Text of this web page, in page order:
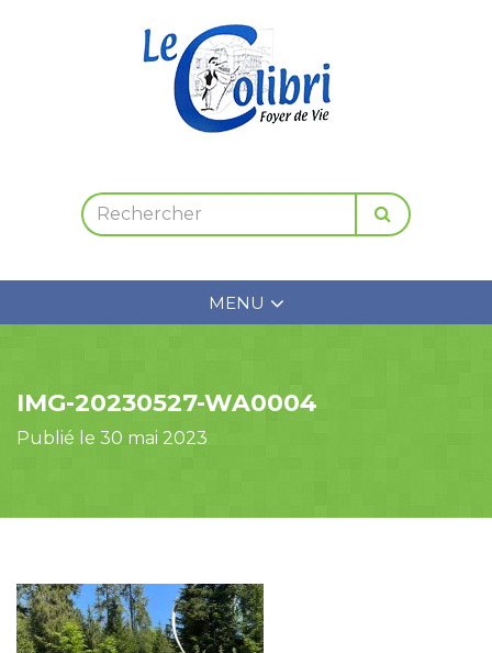
MENU
IMG-20230527-WA0004
Publié le 30 mai 2023